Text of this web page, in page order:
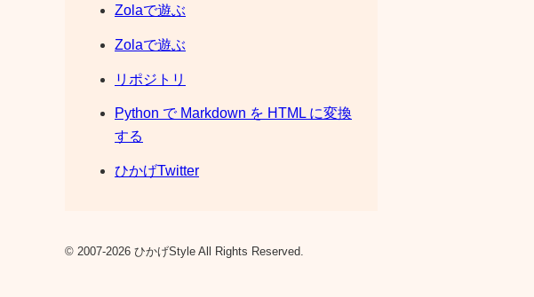
Zolaで遊ぶ
Zolaで遊ぶ
リポジトリ
Python で Markdown を HTML に変換
する
ひかげTwitter
© 2007-2026 ひかげStyle All Rights Reserved.